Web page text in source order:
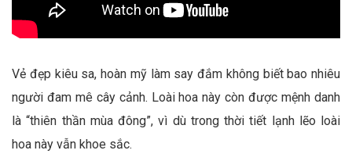
Vẻ đẹp kiêu sa, hoàn mỹ làm say đắm không biết bao nhiêu
người đam mê cây cảnh. Loài hoa này còn được mệnh danh
là “thiên thần mùa đông”, vì dù trong thời tiết lạnh lẽo loài
hoa này vẫn khoe sắc.